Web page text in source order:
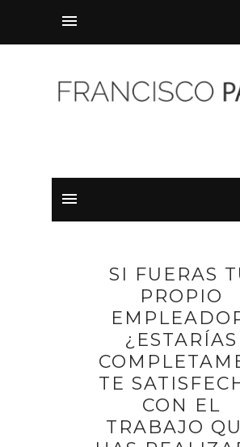
SI FUERAS
PROPIO
¿ESTARÍAS
TE
CON EL
TRABAJO